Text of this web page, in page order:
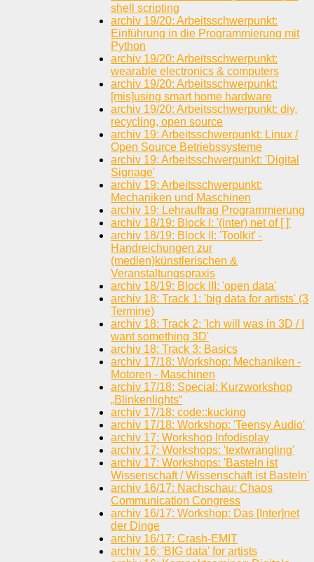
shell scripting
archiv 19/20: Arbeitsschwerpunkt:
Einführung in die Programmierung mit
Python
archiv 19/20: Arbeitsschwerpunkt:
wearable electronics & computers
archiv 19/20: Arbeitsschwerpunkt:
[mis]using smart home hardware
archiv 19/20: Arbeitsschwerpunkt: diy,
recycling, open source
archiv 19: Arbeitsschwerpunkt: Linux /
Open Source Betriebssysteme
archiv 19: Arbeitsschwerpunkt: 'Digital
Signage'
archiv 19: Arbeitsschwerpunkt:
Mechaniken und Maschinen
archiv 19: Lehrauftrag Programmierung
archiv 18/19: Block I: '(inter) net of [ ]'
archiv 18/19: Block II: 'Toolkit' -
Handreichungen zur
(medien)künstlerischen &
Veranstaltungspraxis
archiv 18/19: Block III: 'open data'
archiv 18: Track 1: 'big data for artists' (3
Termine)
archiv 18: Track 2: 'Ich will was in 3D / I
want something 3D'
archiv 18: Track 3: Basics
archiv 17/18: Workshop: Mechaniken -
Motoren - Maschinen
archiv 17/18: Special: Kurzworkshop
„Blinkenlights“
archiv 17/18: code::kucking
archiv 17/18: Workshop: 'Teensy Audio'
archiv 17: Workshop Infodisplay
archiv 17: Workshops: 'textwrangling'
archiv 17: Workshops: 'Basteln ist
Wissenschaft / Wissenschaft ist Basteln'
archiv 16/17: Nachschau: Chaos
Communication Congress
archiv 16/17: Workshop: Das [Inter]net
der Dinge
archiv 16/17: Crash-EMIT
archiv 16: 'BIG data' for artists